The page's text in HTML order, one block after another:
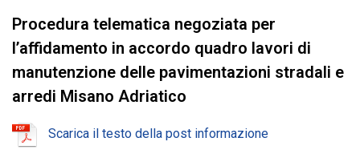
Procedura telematica negoziata per
l’affidamento in accordo quadro lavori di
manutenzione delle pavimentazioni stradali e
arredi Misano Adriatico
Scarica il testo della post informazione